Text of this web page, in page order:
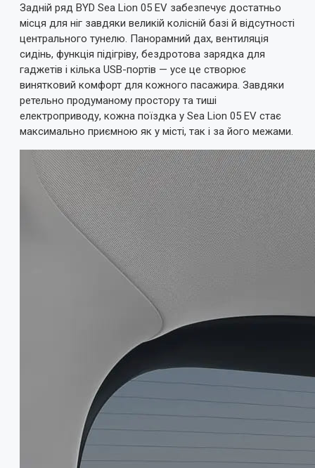
Задній ряд BYD Sea Lion 05 EV забезпечує достатньо
місця для ніг завдяки великій колісній базі й відсутності
центрального тунелю. Панорамний дах, вентиляція
сидінь, функція підігріву, бездротова зарядка для
гаджетів і кілька USB-портів — усе це створює
винятковий комфорт для кожного пасажира. Завдяки
ретельно продуманому простору та тиші
електроприводу, кожна поїздка у Sea Lion 05 EV стає
максимально приємною як у місті, так і за його межами.